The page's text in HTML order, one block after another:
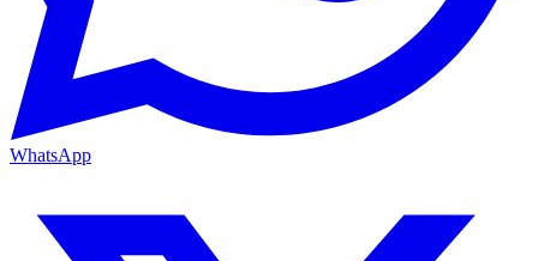
WhatsApp